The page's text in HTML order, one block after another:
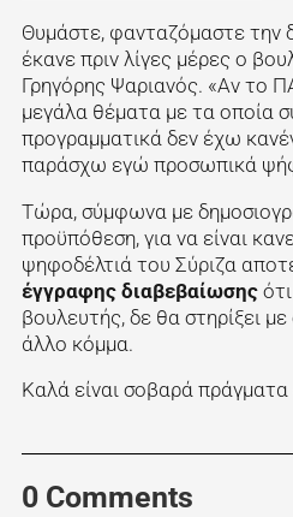
Θυμάστε, φανταζόμαστε την
έκανε πριν λίγες μέρες ο
Γρηγόρης Ψαριανός. «Αν το
μεγάλα θέματα με τα οποία
προγραμματικά δεν έχω
παράσχω εγώ προσωπικά
Τώρα, σύμφωνα με
προϋπόθεση, για να είναι
ψηφοδέλτιά του Σύριζα
έγγραφης διαβεβαίωσης
βουλευτής, δε θα στηρίξει
άλλο κόμμα.
Καλά είναι σοβαρά πράγματα
0 Comments